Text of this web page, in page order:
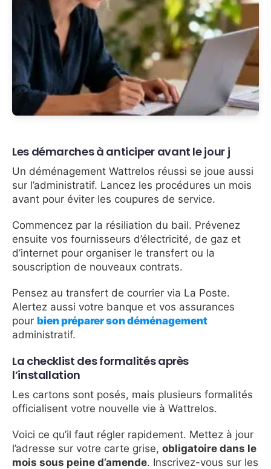
Les démarches à anticiper avant le jour j
Un déménagement Wattrelos réussi se joue aussi
sur l’administratif. Lancez les procédures un mois
avant pour éviter les coupures de service.
Commencez par la résiliation du bail. Prévenez
ensuite vos fournisseurs d’électricité, de gaz et
d’internet pour organiser le transfert ou la
souscription de nouveaux contrats.
Pensez au transfert de courrier via La Poste.
Alertez aussi votre banque et vos assurances
pour bien préparer son déménagement
administratif.
La checklist des formalités après
l’installation
Les cartons sont posés, mais plusieurs formalités
officialisent votre nouvelle vie à Wattrelos.
Voici ce qu’il faut régler rapidement. Mettez à jour
l’adresse sur votre carte grise, obligatoire dans le
mois sous peine d’amende. Inscrivez-vous sur les